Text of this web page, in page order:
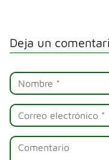
Deja un